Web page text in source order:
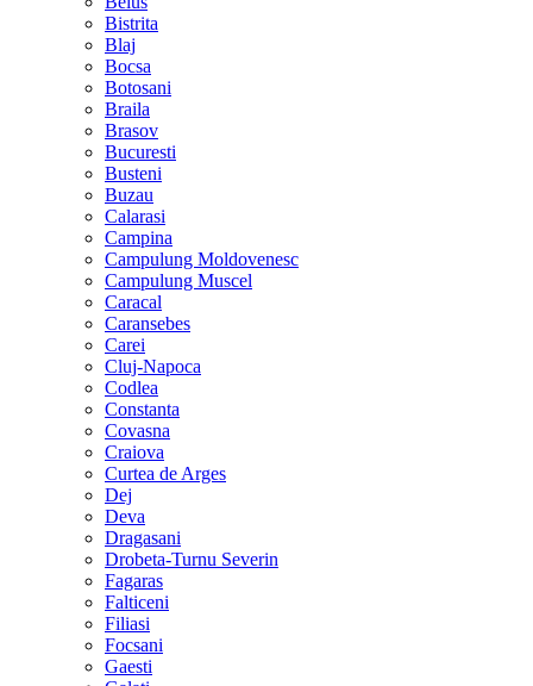
Bistrita
Blaj
Bocsa
Botosani
Braila
Brasov
Bucuresti
Busteni
Buzau
Calarasi
Campina
Campulung Moldovenesc
Campulung Muscel
Caracal
Caransebes
Carei
Cluj-Napoca
Codlea
Constanta
Covasna
Craiova
Curtea de Arges
Dej
Deva
Dragasani
Drobeta-Turnu Severin
Fagaras
Falticeni
Filiasi
Focsani
Gaesti